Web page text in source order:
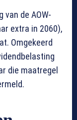
van de AOW-
extra in 2060),
Omgekeerd
die maatregel